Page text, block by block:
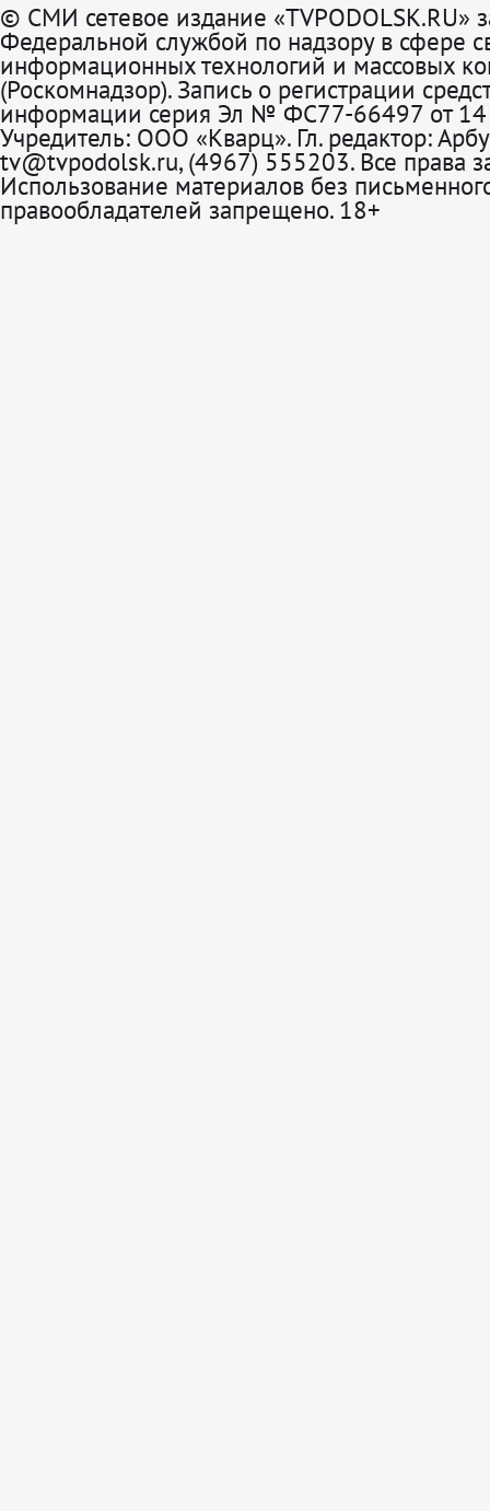
© СМИ сетевое издание «TVPODOLSK.RU»
Федеральной службой по надзору в сфере
информационных технологий и массовых
(Роскомнадзор). Запись о регистрации
информации серия Эл № ФС77-66497 от 14
Учредитель: ООО «Кварц». Гл. редактор:
tv@tvpodolsk.ru, (4967) 555203. Все права
Использование материалов без
правообладателей запрещено. 18+